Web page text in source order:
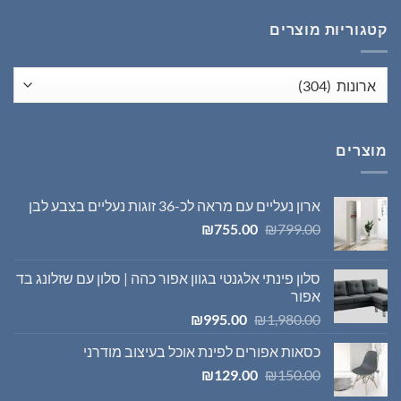
קטגוריות מוצרים
מוצרים
ארון נעליים עם מראה לכ-36 זוגות נעליים בצבע לבן
₪799.00
המחיר
₪799.00.
₪755.00
המחיר
₪755.00.
סלון פינתי אלגנטי בגוון אפור כהה | סלון עם שזלונג בד
אפור
₪1,980.00
המחיר
היה:
₪1,980.00.
₪995.00
המחיר
הוא:
כסאות אפורים לפינת אוכל בעיצוב מודרני
₪150.00
המחיר ₪129.00
המחיר